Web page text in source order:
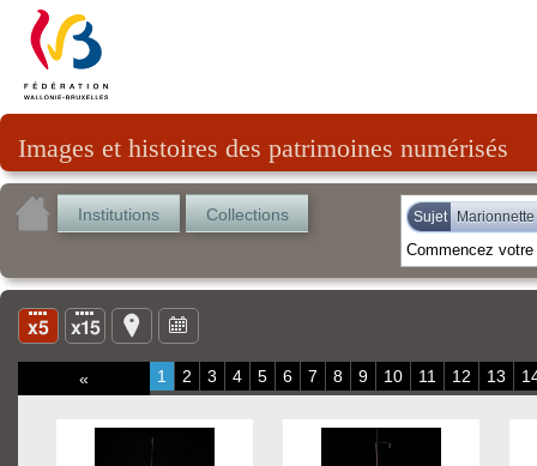
Images et histoires des patrimoines numérisés
Institutions Collections Sujet
« 1 2 3 4 5 6 7 8 9 10 11 12 13